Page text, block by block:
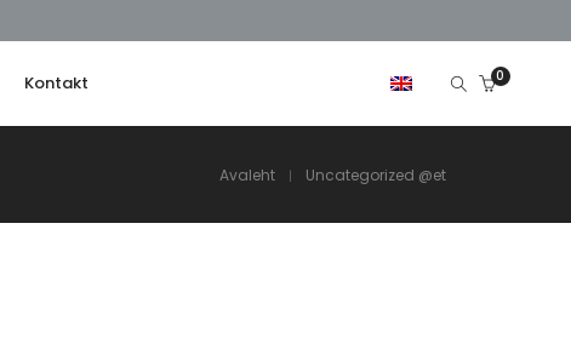
Kontakt 0
Avaleht Uncategorized @et